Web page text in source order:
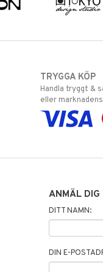
TRYGGA KÖP
Handla tryggt &
eller
ANMÄL DIG
DITT NAMN:
DIN E-